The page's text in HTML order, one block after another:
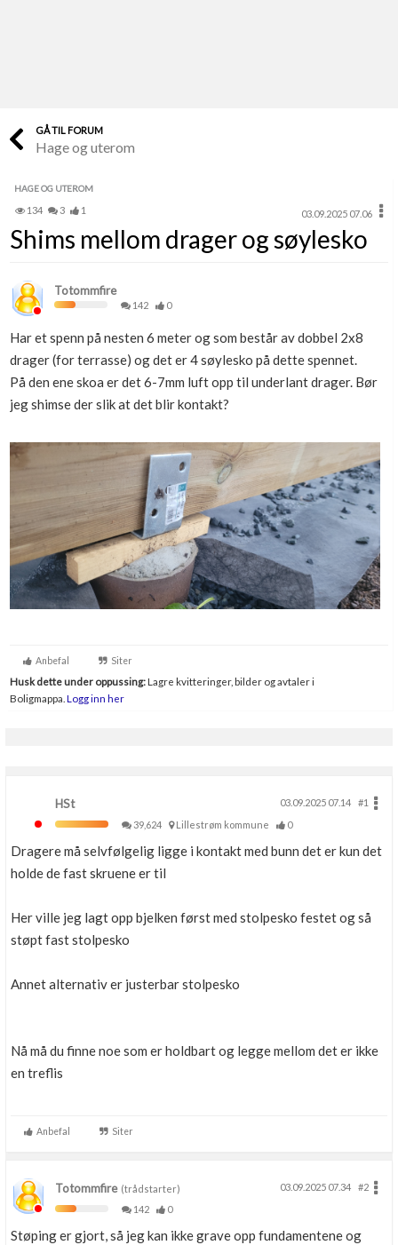
Finn håndverkere
Papirer som mangler
Skaff dokumentasjon som mangler
Kundeservice
Få svar på det du lurer på
Kom i gang med Boligmappa
Se din bolig? Klikk her
GÅ TIL FORUM
Hage og uterom
HAGE OG UTEROM
134 3 1 03.09.2025 07.06
Shims mellom drager og søylesko
Totommfire
142 0
Har et spenn på nesten 6 meter og som består av dobbel 2x8
drager (for terrasse) og det er 4 søylesko på dette spennet.
På den ene skoa er det 6-7mm luft opp til underlant drager. Bør
jeg shimse der slik at det blir kontakt?
Anbefal Siter
Husk dette under oppussing:Lagre kvitteringer, bilder og avtaler i
Boligmappa. Logg inn her
HSt 03.09.2025 07.14
#1
39,624
Lillestrøm kommune 0
Dragere må selvfølgelig ligge i kontakt med bunn det er kun det
holde de fast skruene er til
Her ville jeg lagt opp bjelken først med stolpesko festet og så
støpt fast stolpesko
Annet alternativ er justerbar stolpesko
Nå må du finne noe som er holdbart og legge mellom det er ikke
en treflis
Anbefal Siter
Totommfire(trådstarter) 03.09.2025 07.34
#2
142
0
Støping er gjort, så jeg kan ikke grave opp fundamentene og